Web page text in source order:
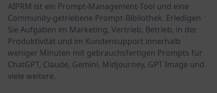
AIPRM ist ein Prompt-Management-Tool und eine
Community-getriebene Prompt-Bibliothek. Erledigen
Sie Aufgaben im Marketing, Vertrieb, Betrieb, in der
Produktivität und im Kundensupport innerhalb
weniger Minuten mit gebrauchsfertigen Prompts für
ChatGPT, Claude, Gemini, Midjourney, GPT Image und
viele weitere.